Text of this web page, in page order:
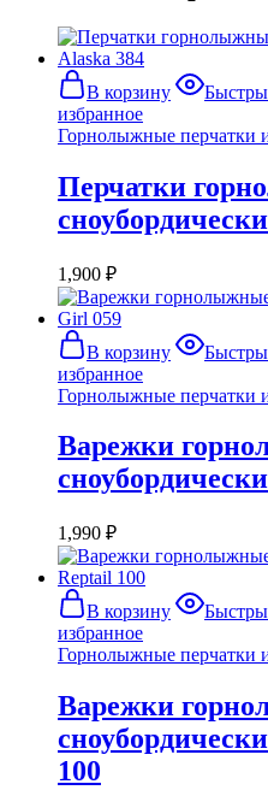
В корзину
избранное
Горнолыжные перчатки
Перчатки
1,900 ₽
В корзину
избранное
Горнолыжные перчатки
Варежки
1,990 ₽
В корзину
избранное
Горнолыжные перчатки
Варежки
100